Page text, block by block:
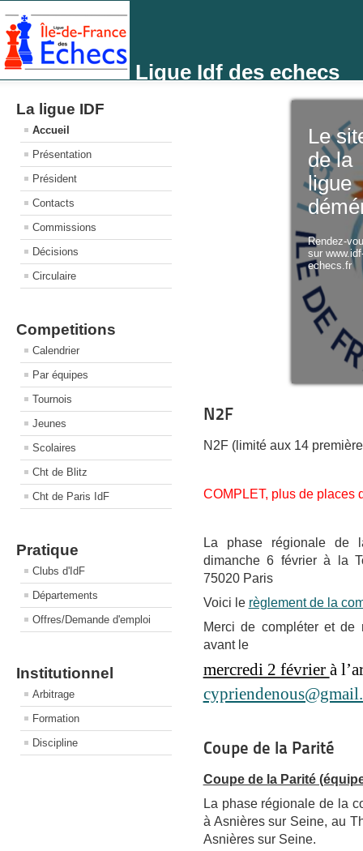
Ligue Idf des echecs
La ligue IDF
Accueil
Présentation
Président
Contacts
Commissions
Décisions
Circulaire
Competitions
Calendrier
Par équipes
Tournois
Jeunes
Scolaires
Cht de Blitz
Cht de Paris IdF
Pratique
Clubs d'IdF
Départements
Offres/Demande d'emploi
Institutionnel
Arbitrage
Formation
Discipline
Le
de la
ligue
Rendez-
sur
echecs.fr
N2F
N2F (limité aux 14
COMPLET, plus de places
La phase régionale de
dimanche 6 février à la
75020 Paris
Voici le règlement de la
Merci de compléter et
avant le
mercredi 2 février à
Coupe de la Parité
Coupe de la Parité
La phase régionale de la
à Asnières sur Seine, au
Asnières sur Seine.